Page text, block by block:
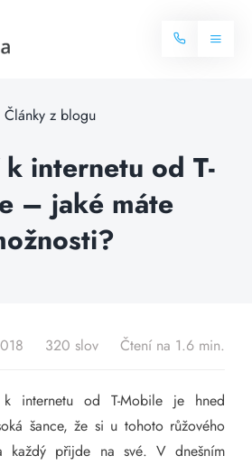
Toggle
Balíčky internetu
Více o internetu
Televize
Články z blogu
internetu od T-
– jaké máte
320 slov Čtení na 1.6 min.
internetu od T-Mobile je hned
šance, že si u tohoto růžového
každý přijde na své. V dnešním